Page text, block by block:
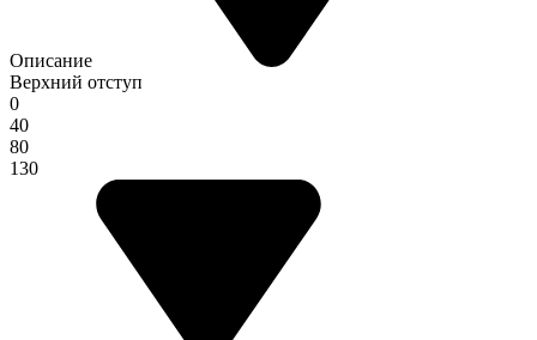
Описание
Верхний отступ
0
40
80
130